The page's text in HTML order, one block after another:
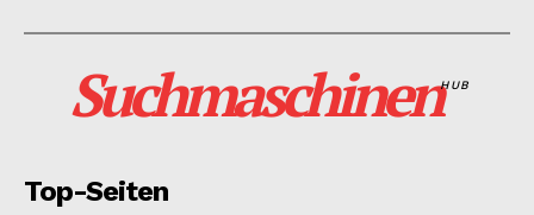
SuchmaschinenHUB
Top-Seiten